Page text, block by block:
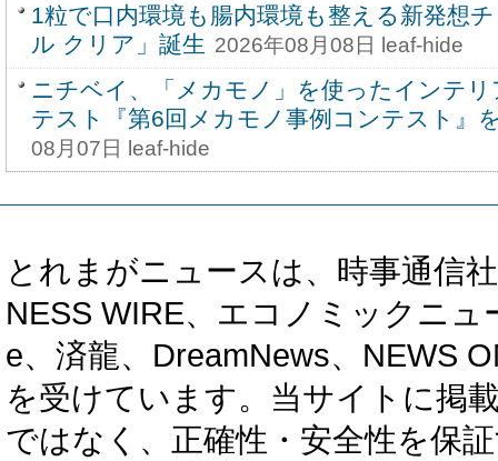
1粒で口内環境も腸内環境も整える新発想
ル クリア」誕生 2026年08月08日 leaf-hide
ニチベイ、「メカモノ」を使ったインテ
テスト『第6回メカモノ事例コンテスト』
08月07日 leaf-hide
とれまがニュースは、時事通信
NESS WIRE、エコノミックニ
e、済龍、DreamNews、NEWS
を受けています。当サイトに掲
ではなく、正確性・安全性を保